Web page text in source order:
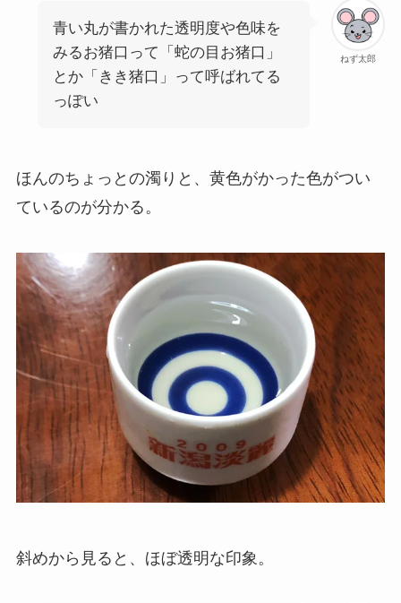
ねず太郎
青い丸が書かれた透明度や色味を
みるお猪口って「蛇の目お猪口」
とか「きき猪口」って呼ばれてる
っぽい
ほんのちょっとの濁りと、黄色がかった色がつい
ているのが分かる。
斜めから見ると、ほぼ透明な印象。